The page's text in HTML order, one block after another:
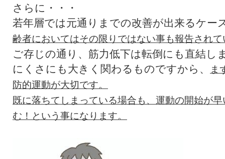
さらに・・・
若年層では元通りまでの改善が出来るケー
齢者においてはその限りではない事も報告され
ご存じの通り、筋力低下は転倒にも直結し
にくさにも大きく関わるものですから、
ま
防的運動が大切です。
既に落ちてしまっている場合も、運動の開始が
む！という事になります。